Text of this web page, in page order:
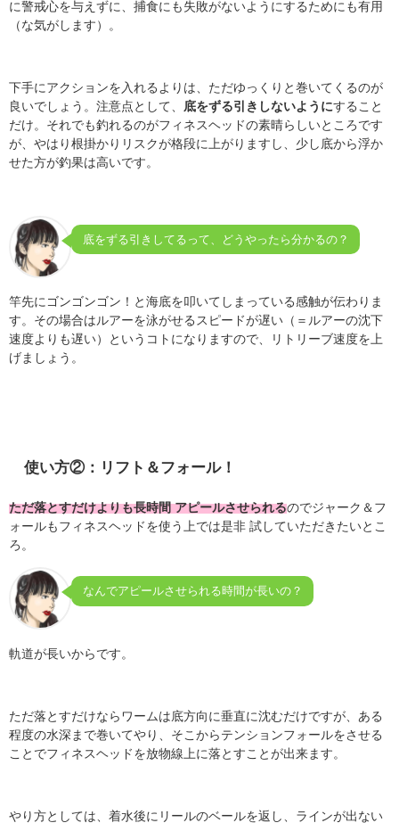
に警戒心を与えずに、捕食にも失敗がないようにするためにも有用
（な気がします）。
下手にアクションを入れるよりは、ただゆっくりと巻いてくるのが
良いでしょう。注意点として、
底をずる引きしないようにすること
だけ。それでも釣れるのがフィネスヘッドの素晴らしいところです
が、やはり根掛かりリスクが格段に上がりますし、少し底から浮か
せた方が釣果は高いです。
底をずる引きしてるって、どうやったら分かるの？
竿先にゴンゴンゴン！と海底を叩いてしまっている感触が伝わりま
す。その場合はルアーを泳がせるスピードが遅い（＝ルアーの沈下
速度よりも遅い）というコトになりますので、リトリーブ速度を上
げましょう。
使い方②：リフト＆フォール！
ただ落とすだけよりも長時間 アピールさせられるのでジャーク＆フ
ォールもフィネスヘッドを使う上では是非 試していただきたいとこ
ろ。
なんでアピールさせられる時間が長いの？
軌道が長いからです。
ただ落とすだけならワームは底方向に垂直に沈むだけですが、ある
程度の水深まで巻いてやり、そこからテンションフォールをさせる
ことでフィネスヘッドを放物線上に落とすことが出来ます。
やり方としては、着水後にリールのベールを返し、ラインが出ない